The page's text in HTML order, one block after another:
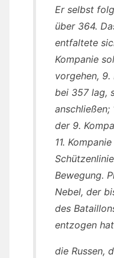
Er selbst
über 364.
entfaltete
Kompanie
vorgehen, 9.
bei 357 lag,
anschließen;
der 9.
11.
Bewegung.
Nebel, der
des
entzogen
die Russen,